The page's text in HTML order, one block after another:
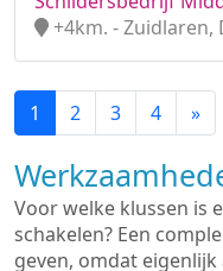
+4km. - Zuidlaren,
1 2 3 4 »
Voor welke klussen is
schakelen? Een
geven, omdat